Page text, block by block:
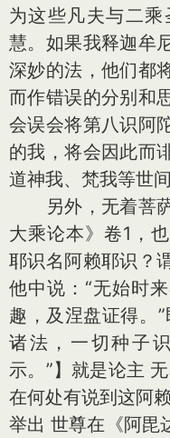
为这些凡夫与二
慧。如果我释迦牟
深妙的法，他们都
而作错误的分别和
会误会将第八识阿
的我，将会因此而
道神我、梵我等世间
另外，无着菩萨
大乘论本》卷1，
耶识名阿赖耶识？
他中说：“无始时
趣，及涅盘证得。
诸法，一切种子
示。”】就是论主
在何处有说到这阿
举出 世尊在《阿毘